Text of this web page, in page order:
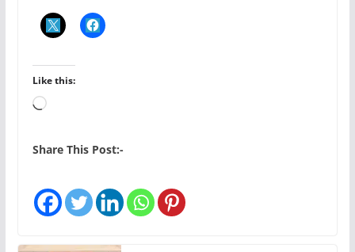
Like this:
L
a
n
…
Share This Post:-